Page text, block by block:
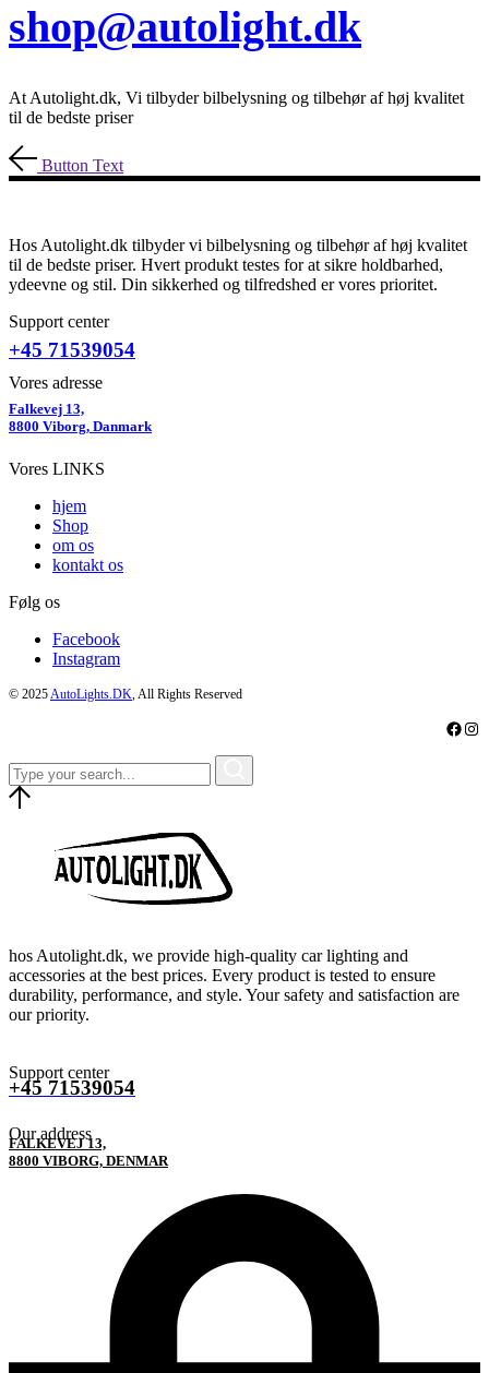
shop@autolight.dk
At Autolight.dk, Vi tilbyder bilbelysning og tilbehør af høj kvalitet
til de bedste priser
Button Text
Hos Autolight.dk tilbyder vi bilbelysning og tilbehør af høj kvalitet
til de bedste priser. Hvert produkt testes for at sikre holdbarhed,
ydeevne og stil. Din sikkerhed og tilfredshed er vores prioritet.
Support center
+45 71539054
Vores adresse
Falkevej 13,
8800 Viborg, Danmark
Vores LINKS
hjem
Shop
om os
kontakt os
Følg os
Facebook
Instagram
© 2025AutoLights.DK, All Rights Reserved
hos Autolight.dk, we provide high-quality car lighting and
accessories at the best prices. Every product is tested to ensure
durability, performance, and style. Your safety and satisfaction are
our priority.
Support center
+45 71539054
Our address
FALKEVEJ 13,
8800 VIBORG, DENMAR